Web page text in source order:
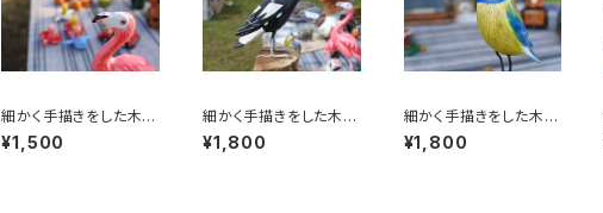
細かく手描きをした木彫
りの鳥 フラミンゴ 2
0㎝
¥1,500
細かく手描きをした木彫
りの鳥
¥1,800
細かく手描きをした木彫
りの鳥
¥1,800